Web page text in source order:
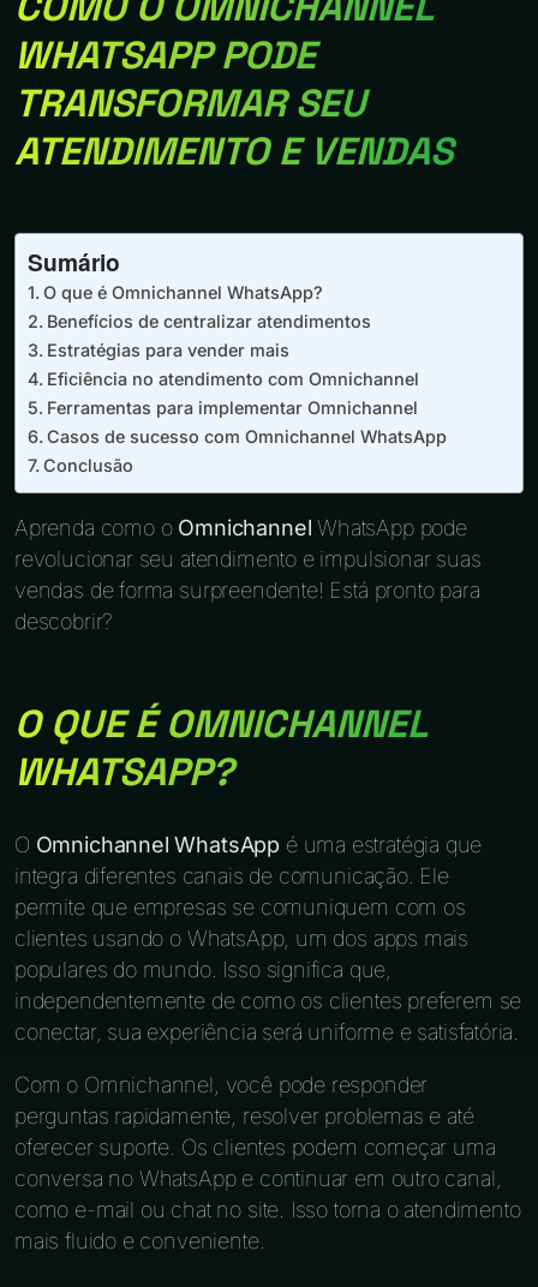
WHATSAPP PODE
TRANSFORMAR SEU
ATENDIMENTO E VENDAS
Sumário
O que é Omnichannel WhatsApp?
Benefícios de centralizar atendimentos
Estratégias para vender mais
Eficiência no atendimento com Omnichannel
Ferramentas para implementar Omnichannel
Casos de sucesso com Omnichannel WhatsApp
Conclusão
Aprenda como o Omnichannel WhatsApp pode
revolucionar seu atendimento e impulsionar suas
vendas de forma surpreendente! Está pronto para
descobrir?
O QUE É OMNICHANNEL
WHATSAPP?
O Omnichannel WhatsApp é uma estratégia que
integra diferentes canais de comunicação. Ele
permite que empresas se comuniquem com os
clientes usando o WhatsApp, um dos apps mais
populares do mundo. Isso significa que,
independentemente de como os clientes preferem se
conectar, sua experiência será uniforme e satisfatória.
Com o Omnichannel, você pode responder
perguntas rapidamente, resolver problemas e até
oferecer suporte. Os clientes podem começar uma
conversa no WhatsApp e continuar em outro canal,
como e-mail ou chat no site. Isso torna o atendimento
mais fluido e conveniente.